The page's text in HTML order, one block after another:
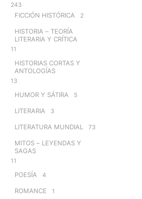
243
FICCIÓN HISTÓRICA 2
HISTORIA – TEORÍA
LITERARIA Y CRÍTICA
11
HISTORIAS CORTAS Y
ANTOLOGÍAS
13
HUMOR Y SÁTIRA 5
LITERARIA 3
LITERATURA MUNDIAL 73
MITOS – LEYENDAS Y
SAGAS
11
POESÍA 4
ROMANCE 1